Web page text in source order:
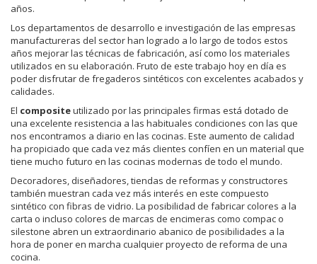
años.
Los departamentos de desarrollo e investigación de las empresas
manufactureras del sector han logrado a lo largo de todos estos
años mejorar las técnicas de fabricación, así como los materiales
utilizados en su elaboración. Fruto de este trabajo hoy en día es
poder disfrutar de fregaderos sintéticos con excelentes acabados y
calidades.
El compositeutilizado por las principales firmas está dotado de
una excelente resistencia a las habituales condiciones con las que
nos encontramos a diario en las cocinas. Este aumento de calidad
ha propiciado que cada vez más clientes confíen en un material que
tiene mucho futuro en las cocinas modernas de todo el mundo.
Decoradores, diseñadores, tiendas de reformas y constructores
también muestran cada vez más interés en este compuesto
sintético con fibras de vidrio. La posibilidad de fabricar colores a la
carta o incluso colores de marcas de encimeras como compac o
silestone abren un extraordinario abanico de posibilidades a la
hora de poner en marcha cualquier proyecto de reforma de una
cocina.